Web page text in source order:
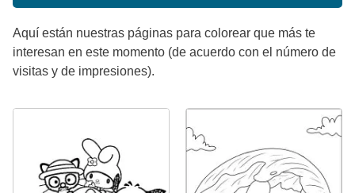
Aquí están nuestras páginas para colorear que más te
interesan en este momento (de acuerdo con el número de
visitas y de impresiones).